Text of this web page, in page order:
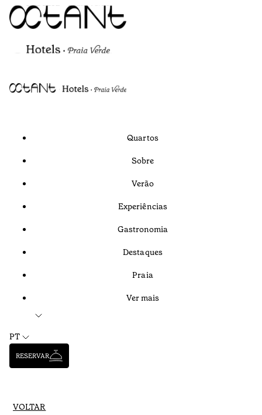
Quartos
Sobre
Verão
Experiências
Gastronomia
Destaques
Praia
Ver mais
PT
RESERVAR
VOLTAR